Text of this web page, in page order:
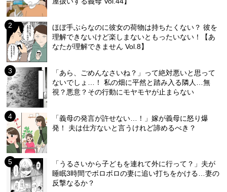
ほぼ手ぶらなのに彼女の荷物は持ちたくない？ 彼を
理解できないけど楽しまないともったいない！【あ
なたが理解できません Vol.8】
「あら、ごめんなさいね？」って絶対悪いと思って
ないでしょ…！ 私の畑に平然と踏み入る隣人…無
視？悪意？その行動にモヤモヤが止まらない
「義母の発言が許せない…！」嫁が義母に怒り爆
発！ 夫は仕方ないと言うけれど諦めるべき？
「うるさいから子どもを連れて外に行って？」夫が
睡眠3時間でボロボロの妻に追い打ちをかける…妻の
反撃なるか？